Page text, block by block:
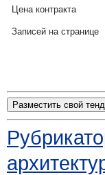
Цена контракта
Записей на странице
Разместить свой